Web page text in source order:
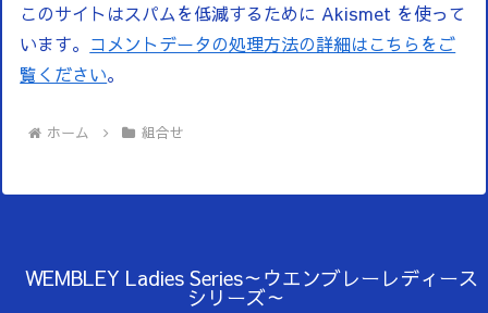
このサイトはスパムを低減するために Akismet を使って
います。 コメントデータの処理方法の詳細はこちらをご
覧ください。
ホーム 組合せ
WEMBLEY Ladies Series～ウエンブレーレディース
シリーズ～